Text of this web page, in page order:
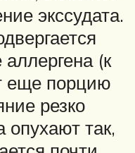
экссудата.
(к
еще порцию
резко
опухают так,